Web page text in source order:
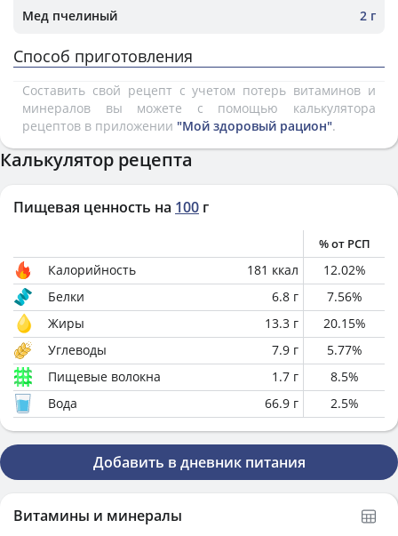
Мед пчелиный 2 г
Способ приготовления
Составить свой рецепт с учетом потерь витаминов и
минералов вы можете с помощью калькулятора
рецептов в приложении "Мой здоровый рацион".
Калькулятор рецепта
Пищевая ценность на 100 г
% от РСП
Калорийность 181 ккал 12.02%
Белки
6.8 г 7.56%
Жиры
13.3 г 20.15%
Углеводы
7.9 г 5.77%
Пищевые волокна
1.7 г 8.5%
Вода
66.9 г 2.5%
Добавить в дневник питания
Витамины и минералы